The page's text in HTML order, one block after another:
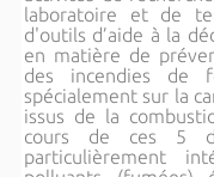
laboratoire et de
d'outils d’aide à la
en matière de
des incendies de
spécialement sur la
issus de la
cours de ces 5
particulièrement